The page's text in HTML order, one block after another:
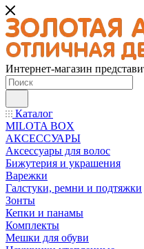
Интернет-магазин
Каталог
MILOTA BOX
АКСЕССУАРЫ
Аксессуары для волос
Бижутерия и украшения
Варежки
Галстуки, ремни и подтяжки
Зонты
Кепки и панамы
Комплекты
Мешки для обуви